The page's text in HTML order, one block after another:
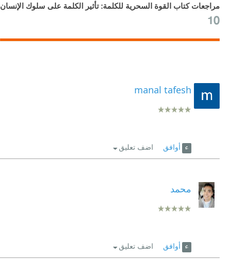
مراجعات كتاب القوة السحرية للكلمة: تأثير الكلمة على سلوك الإنسان
10
manal tafesh
أوافق اضف تعليق
محمد
أوافق اضف تعليق